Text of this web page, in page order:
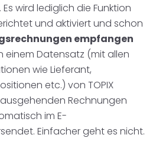
wird lediglich die Funktion
und aktiviert und schon
empfangen
einem Datensatz (mit allen
wie Lieferant,
etc.) von TOPIX
ausgehenden Rechnungen
im E-
Einfacher geht es nicht.